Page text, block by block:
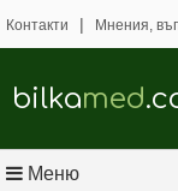
Контакти | Мнения,
bilkamed
Меню